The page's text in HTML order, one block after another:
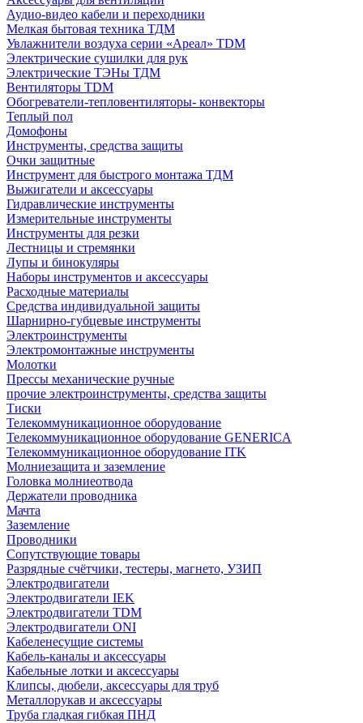
Аудио-видео кабели и переходники
Мелкая бытовая техника ТДМ
Увлажнители воздуха серии «Ареал» TDM
Электрические сушилки для рук
Электрические ТЭНы ТДМ
Вентиляторы TDM
Обогреватели-тепловентиляторы- конвекторы
Теплый пол
Домофоны
Инструменты, средства защиты
Очки защитные
Инструмент для быстрого монтажа ТДМ
Выжигатели и аксессуары
Гидравлические инструменты
Измерительные инструменты
Инструменты для резки
Лестницы и стремянки
Лупы и бинокуляры
Наборы инструментов и аксессуары
Расходные материалы
Средства индивидуальной защиты
Шарнирно-губцевые инструменты
Электроинструменты
Электромонтажные инструменты
Молотки
Прессы механические ручные
прочие электроинструменты, средства защиты
Тиски
Телекоммуникационное оборудование
Телекоммуникационное оборудование GENERICA
Телекоммуникационное оборудование ITK
Молниезащита и заземление
Головка молниеотвода
Держатели проводника
Мачта
Заземление
Проводники
Сопутствующие товары
Разрядные счётчики, тестеры, магнето, УЗИП
Электродвигатели
Электродвигатели IEK
Электродвигатели TDM
Электродвигатели ONI
Кабеленесущие системы
Кабель-каналы и аксессуары
Кабельные лотки и аксессуары
Клипсы, дюбели, аксессуары для труб
Металлорукав и аксессуары
Труба гладкая гибкая ПНД